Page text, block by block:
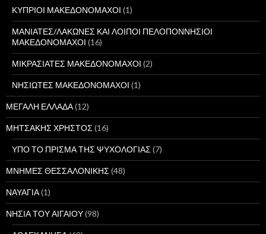
ΚΥΠΡΙΟΙ ΜΑΚΕΔΟΝΟΜΑΧΟΙ (1)
ΜΑΝΙΑΤΕΣ/ΛΑΚΩΝΕΣ ΚΑΙ ΛΟΙΠΟΙ ΠΕΛΟΠΟΝΝΗΣΙΟΙ
ΜΑΚΕΔΟΝΟΜΑΧΟΙ (16)
ΜΙΚΡΑΣΙΑΤΕΣ ΜΑΚΕΔΟΝΟΜΑΧΟΙ (2)
ΝΗΣΙΩΤΕΣ ΜΑΚΕΔΟΝΟΜΑΧΟΙ (1)
ΜΕΓΑΛΗ ΕΛΛΑΔΑ(12)
ΜΗΤΣΑΚΗΣ ΧΡΗΣΤΟΣ (16)
ΥΠΟ ΤΟ ΠΡΙΣΜΑ ΤΗΣ ΨΥΧΟΛΟΓΙΑΣ (7)
ΜΝΗΜΕΣ ΘΕΣΣΑΛΟΝΙΚΗΣ (48)
ΝΑΥΑΓΙΑ(1)
ΝΗΣΙΑ ΤΟΥ ΑΙΓΑΙΟΥ(98)